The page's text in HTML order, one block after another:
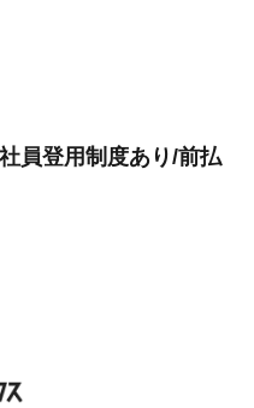
員登用制度あり/前払